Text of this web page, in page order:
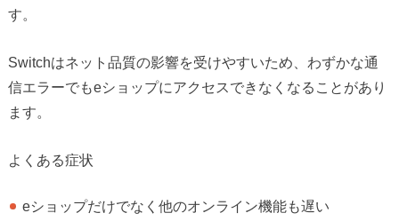
す。
Switchはネット品質の影響を受けやすいため、わずかな通
信エラーでもeショップにアクセスできなくなることがあり
ます。
よくある症状
eショップだけでなく他のオンライン機能も遅い